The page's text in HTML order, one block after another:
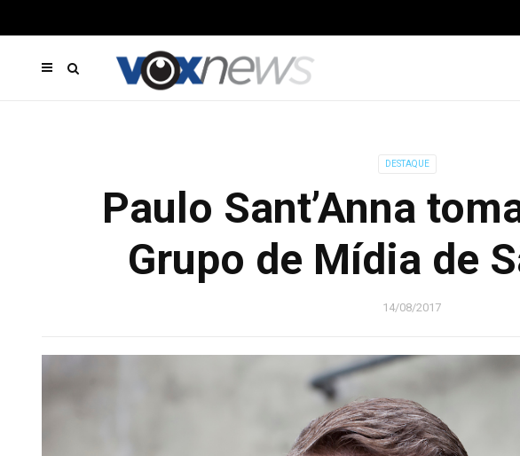
DESTAQUE
Paulo Sant’Anna
Grupo de Mídia de
14/08/2017